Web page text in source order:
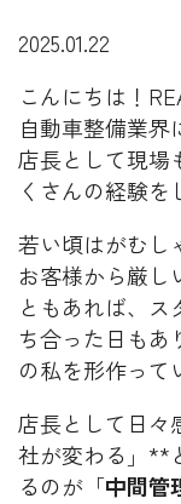
2025.01.22
こんにちは！
自動車整備業界
店長として現場
くさんの経験を
若い頃はがむし
お客様から厳し
ともあれば、
ち合った日もあ
の私を形作って
店長として日々
社が変わる」**
るのが「中間管